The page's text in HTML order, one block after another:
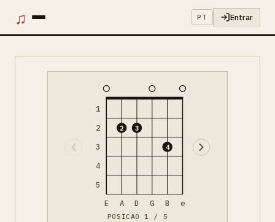
♫ PT Entrar
1
2
3
4
5
2 3
4
E A D G B e
POSICAO 1 / 5